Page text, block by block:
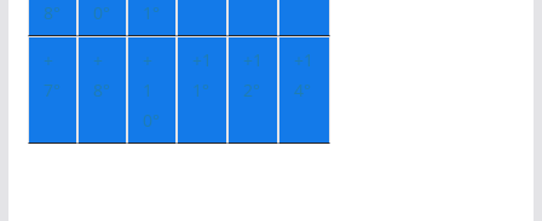
8°
0°
1°
+
7°
+
8°
+
1
0°
+1
1°
+1
2°
+1
4°